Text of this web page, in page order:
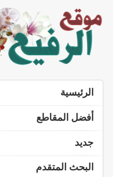
الرئيسية
أفضل المقاطع
جديد
البحث المتقدم